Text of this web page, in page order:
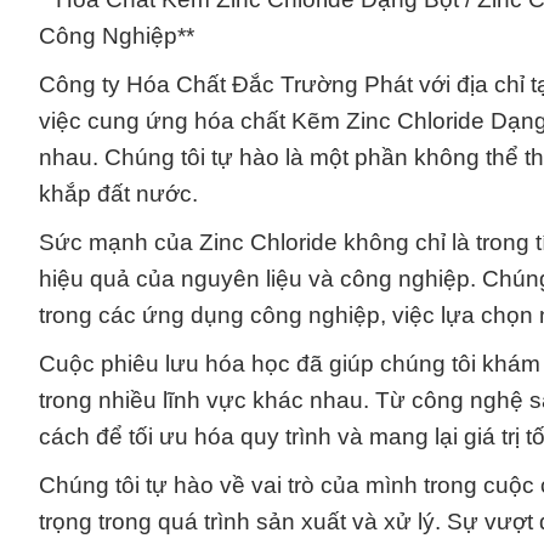
Công Nghiệp**
Công ty Hóa Chất Đắc Trường Phát với địa chỉ
việc cung ứng hóa chất Kẽm Zinc Chloride
nhau. Chúng tôi tự hào là một phần không thể
khắp đất nước.
Sức mạnh của Zinc Chloride không chỉ là
hiệu quả của nguyên liệu và công nghiệp.
trong các ứng dụng công nghiệp, việc lựa
Cuộc phiêu lưu hóa học đã giúp chúng tôi
trong nhiều lĩnh vực khác nhau. Từ công nghệ
cách để tối ưu hóa quy trình và mang lại giá trị
Chúng tôi tự hào về vai trò của mình trong
trọng trong quá trình sản xuất và xử lý. Sự